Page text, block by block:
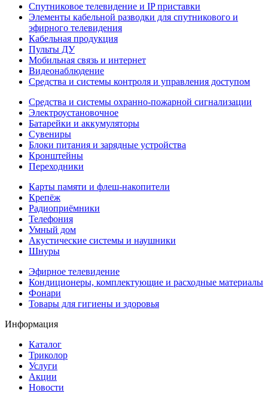
Спутниковое телевидение и IP приставки
Элементы кабельной разводки для спутникового и
эфирного телевидения
Кабельная продукция
Пульты ДУ
Мобильная связь и интернет
Видеонаблюдение
Средства и системы контроля и управления доступом
Средства и системы охранно-пожарной сигнализации
Электроустановочное
Батарейки и аккумуляторы
Сувениры
Блоки питания и зарядные устройства
Кронштейны
Переходники
Карты памяти и флеш-накопители
Крепёж
Радиоприёмники
Телефония
Умный дом
Акустические системы и наушники
Шнуры
Эфирное телевидение
Кондиционеры, комплектующие и расходные материалы
Фонари
Товары для гигиены и здоровья
Информация
Каталог
Триколор
Услуги
Акции
Новости